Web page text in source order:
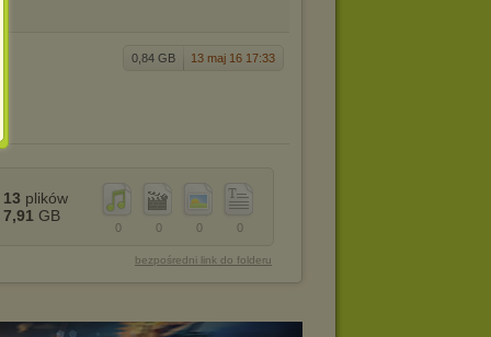
0,84 GB 13 maj 16 17:33
0
0
0
0
13 plików
7,91 GB
bezpośredni link do folderu